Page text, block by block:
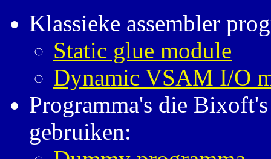
Klassieke assembler
Static glue module
Dynamic VSAM I/O
Programma's die
gebruiken: